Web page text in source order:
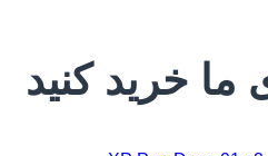
ما خرید کنید